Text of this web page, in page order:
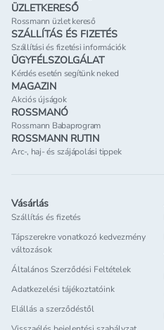
ÜZLETKERESŐ
Rossmann üzlet kereső
SZÁLLÍTÁS ÉS FIZETÉS
Szállítási és fizetési információk
ÜGYFÉLSZOLGÁLAT
Kérdés esetén segítünk neked
MAGAZIN
Akciós újságok
ROSSMANÓ
Rossmann Babaprogram
ROSSMANN RUTIN
Arc-, haj- és szájápolási tippek
Vásárlás
Szállítás és fizetés
Tápszerekre vonatkozó kedvezmény
változások
Általános Szerződési Feltételek
Adatkezelési tájékoztatóink
Elállás a szerződéstől